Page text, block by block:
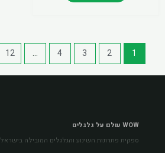
1
2
3
4
…
12
WOW עולם על גלגלים
ספקית פתרונות השינוע והגלגלים המובילה בישראל